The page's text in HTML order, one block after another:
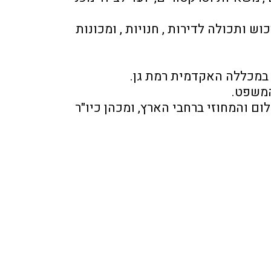
האקדמית רמת גן.